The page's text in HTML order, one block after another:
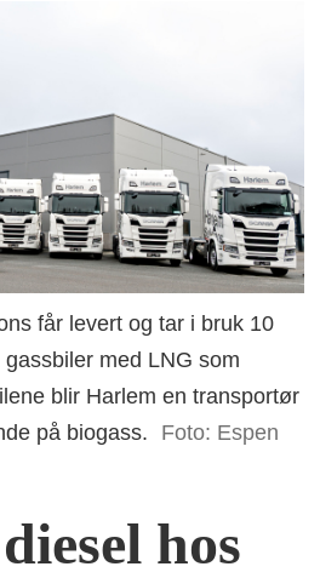
får levert og tar i bruk 10
med LNG som
blir Harlem en transportør
på biogass.
Foto: Espen
hos